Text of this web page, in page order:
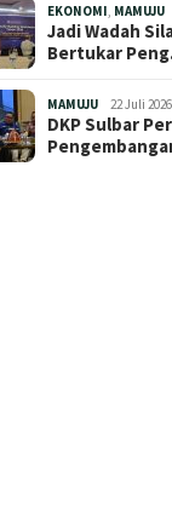
EKONOMI MAMUJU
Jadi Wadah
Bertukar
MAMUJU 22 Juli 2026
DKP Sulbar